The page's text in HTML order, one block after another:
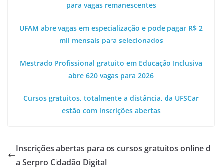
para vagas remanescentes
UFAM abre vagas em especialização e pode pagar R$ 2
mil mensais para selecionados
Mestrado Profissional gratuito em Educação Inclusiva
abre 620 vagas para 2026
Cursos gratuitos, totalmente a distância, da UFSCar
estão com inscrições abertas
Inscrições abertas para os cursos gratuitos online d
a Serpro Cidadão Digital